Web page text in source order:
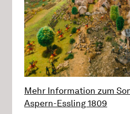
Mehr Information zum
Aspern-Essling 1809